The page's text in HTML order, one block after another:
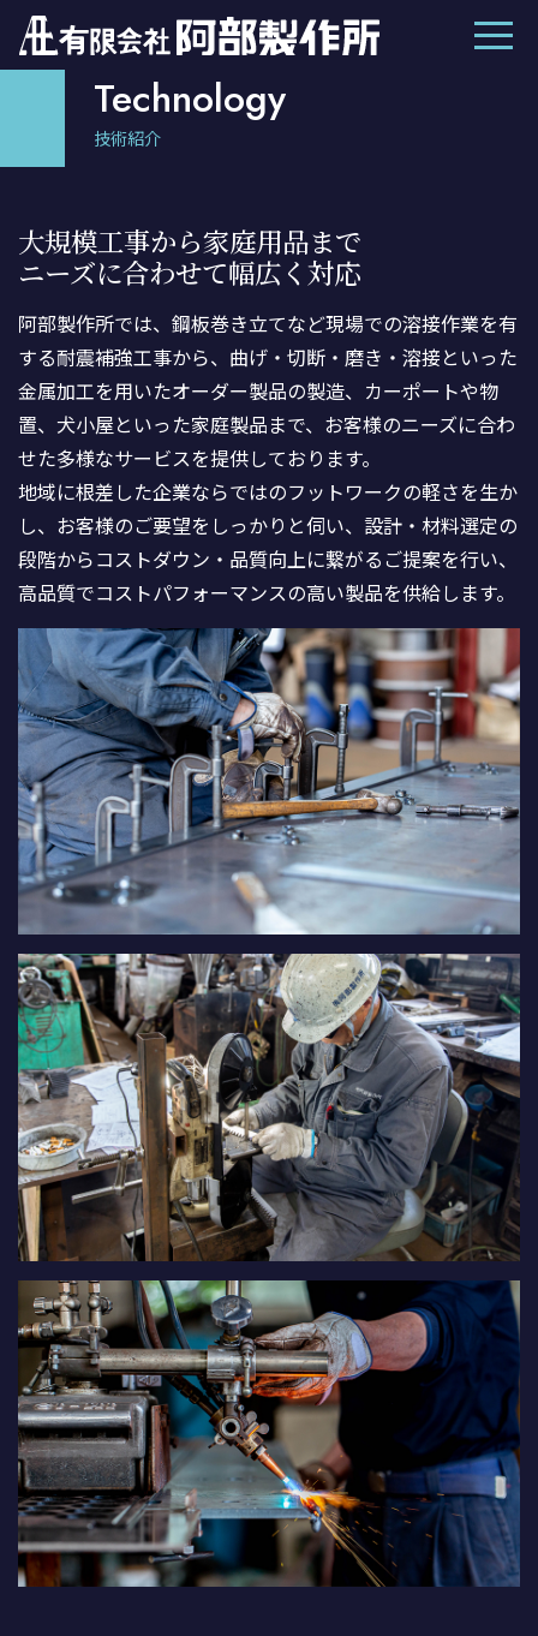
Technology
技術紹介
大規模工事から家庭用品まで
ニーズに合わせて幅広く対応
阿部製作所では、鋼板巻き立てなど現場での溶接作業を有
する耐震補強工事から、曲げ・切断・磨き・溶接といった
金属加工を用いたオーダー製品の製造、カーポートや物
置、犬小屋といった家庭製品まで、お客様のニーズに合わ
せた多様なサービスを提供しております。
地域に根差した企業ならではのフットワークの軽さを生か
し、お客様のご要望をしっかりと伺い、設計・材料選定の
段階からコストダウン・品質向上に繋がるご提案を行い、
高品質でコストパフォーマンスの高い製品を供給します。